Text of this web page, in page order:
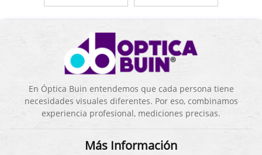
En Óptica Buin entendemos que cada persona tiene
necesidades visuales diferentes. Por eso, combinamos
experiencia profesional, mediciones precisas.
Más Información